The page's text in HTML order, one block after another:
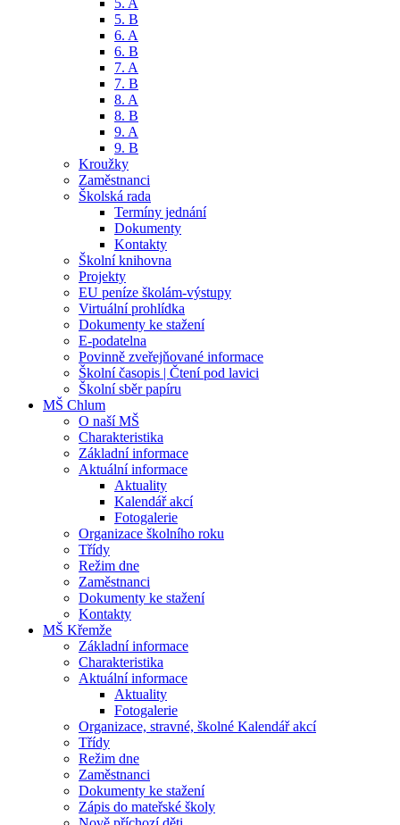
5. A
5. B
6. A
6. B
7. A
7. B
8. A
8. B
9. A
9. B
Kroužky
Zaměstnanci
Školská rada
Termíny jednání
Dokumenty
Kontakty
Školní knihovna
Projekty
EU peníze školám-výstupy
Virtuální prohlídka
Dokumenty ke stažení
E-podatelna
Povinně zveřejňované informace
Školní časopis | Čtení pod lavici
Školní sběr papíru
MŠ Chlum
O naší MŠ
Charakteristika
Základní informace
Aktuální informace
Aktuality
Kalendář akcí
Fotogalerie
Organizace školního roku
Třídy
Režim dne
Zaměstnanci
Dokumenty ke stažení
Kontakty
MŠ Křemže
Základní informace
Charakteristika
Aktuální informace
Aktuality
Fotogalerie
Organizace, stravné, školné Kalendář akcí
Třídy
Režim dne
Zaměstnanci
Dokumenty ke stažení
Zápis do mateřské školy